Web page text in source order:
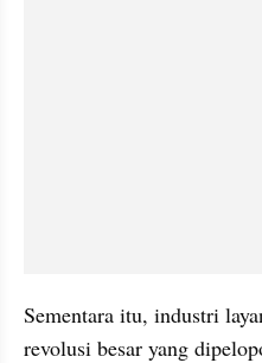
Sementara itu, industri
revolusi besar yang